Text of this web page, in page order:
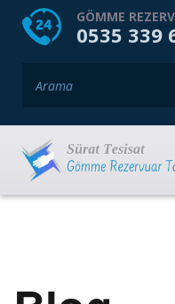
HOME GÖMME
0535 339